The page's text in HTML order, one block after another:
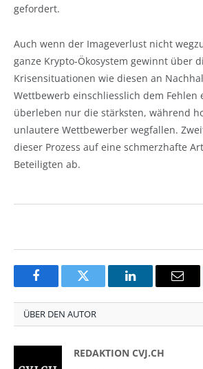
gefordert.
Auch wenn der Imageverlust nicht
ganze Krypto-Ökosystem gewinnt über
Krisensituationen wie diesen an
Wettbewerb einschliesslich dem Fehlen
überleben nur die stärksten, während
unlautere Wettbewerber wegfallen.
dieser Prozess auf eine schmerzhafte
Beteiligten ab.
FacebookTwitter LinkedIn
ÜBER DEN AUTOR
REDAKTION CVJ.CH